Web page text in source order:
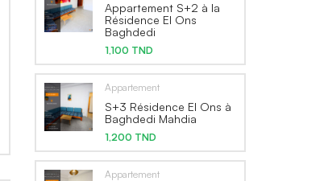
Appartement S+2 à la
Résidence El Ons
Baghdedi
1,100 TND
Appartement
S+3 Résidence El Ons à
Baghdedi Mahdia
1,200 TND
Appartement